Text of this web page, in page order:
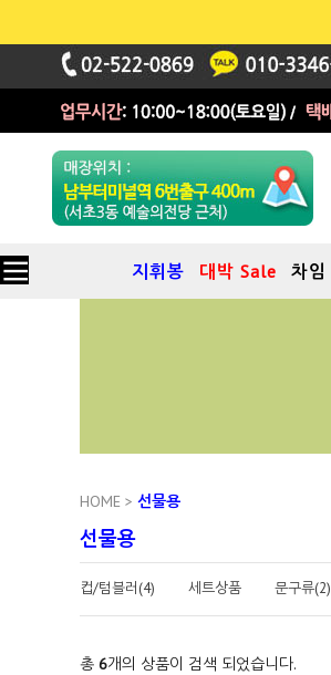
지휘봉 대박 Sale 차임
HOME > 선물용
선물용
컵/텀블러(4) 세트상품 문구류(2)
총 6개의 상품이 검색 되었습니다.